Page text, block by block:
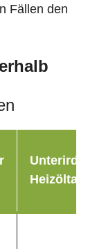
Fällen den
Heizöltank